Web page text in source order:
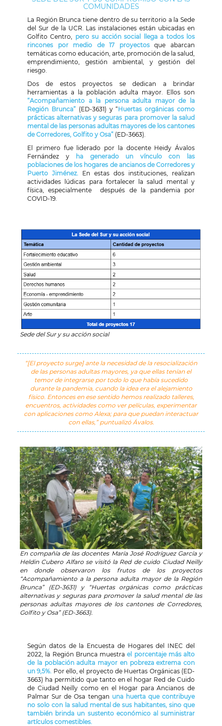
COMUNIDADES
La Región Brunca tiene dentro de su territorio a la Sede
del Sur de la UCR. Las instalaciones están ubicadas en
Golfito Centro, pero su acción social llega a todos los
rincones por medio de 17 proyectosque abarcan
temáticas como educación, arte, promoción de la salud,
emprendimiento, gestión ambiental, y gestión del
riesgo.
Dos de estos proyectos se dedican a brindar
herramientas a la población adulta mayor. Ellos son
“Acompañamiento a la persona adulta mayor de la
Región Brunca”(ED-3631) y “Huertas orgánicas como
prácticas alternativas y seguras para promover la salud
mental de las personas adultas mayores de los cantones
de Corredores, Golfito y Osa” (ED-3663).
El primero fue liderado por la docente Heidy Ávalos
Fernández y ha generado un vínculo con las
poblaciones de los hogares de ancianos de Corredores y
Puerto Jiménez. En estas dos instituciones, realizan
actividades lúdicas para fortalecer la salud mental y
física, especialmente después de la pandemia por
COVID-19.
Sede del Sur y su acción social
“[El proyecto surge] ante la necesidad de la resocialización
de las personas adultas mayores, ya que ellas tenían el
temor de integrarse por todo lo que había sucedido
durante la pandemia, cuando la idea era el alejamiento
físico. Entonces en ese sentido hemos realizado talleres,
encuentros, actividades como ver películas, experimentar
con aplicaciones como Alexa; para que puedan interactuar
con ellas,” puntualizó Ávalos.
En compañía de las docentes María José Rodríguez García y
Heldin Cubero Alfaro se visitó la Red de cuido Ciudad Neilly
en donde observaron los frutos de los proyectos
“Acompañamiento a la persona adulta mayor de la Región
Brunca” (ED-3631) y “Huertas orgánicas como prácticas
alternativas y seguras para promover la salud mental de las
personas adultas mayores de los cantones de Corredores,
Golfito y Osa” (ED-3663).
Según datos de la Encuesta de Hogares del INEC del
2022, la Región Brunca muestrael porcentaje más alto
de la población adulta mayor en pobreza extrema con
un 9,5%. Por ello, el proyecto de Huertas Orgánicas (ED-
3663) ha permitido que tanto en el hogar Red de Cuido
de Ciudad Neilly como en el Hogar para Ancianos de
Palmar Sur de Osa tengan una huerta que contribuye
no solo con la salud mental de sus habitantes, sino que
también brinda un sustento económico al suministrar
artículos comestibles.